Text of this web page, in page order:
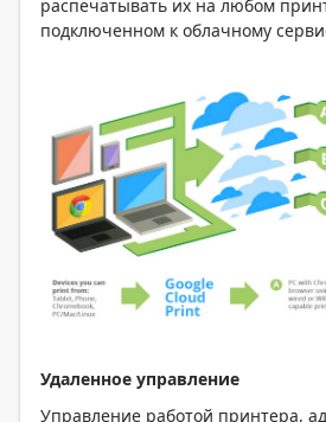
распечатывать их на любом
подключенном к облачному
Удаленное управление
Управление работой принтера,